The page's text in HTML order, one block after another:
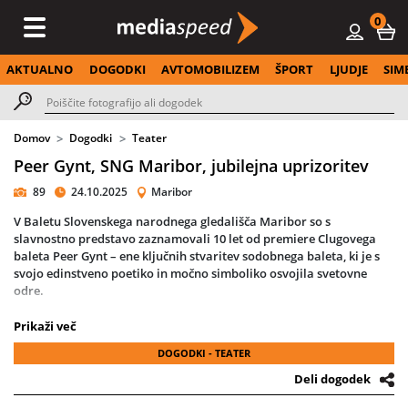
0
AKTUALNO DOGODKI AVTOMOBILIZEM ŠPORT LJUDJE
Domov Dogodki Teater
Peer Gynt, SNG Maribor, jubilejna uprizoritev
89 24.10.2025 Maribor
V BaletuSlovenskega narodnega gledališča Mariborso s
slavnostno predstavo zaznamovali 10 let od premiere Clugovega
baleta Peer Gynt– ene ključnih stvaritev sodobnega baleta, ki je s
svojo edinstveno poetiko in močno simboliko osvojila svetovne
odre.
Baletni umetnik in koreograf
koreografsko epopejo o oportunističnem popotniku, ki išče smisel
Edvarda Griega
dopolnjena z drugimi skladateljevimi deli, povezuje nadrealistične
Prikaži več
DOGODKI - TEATER
Deli dogodek